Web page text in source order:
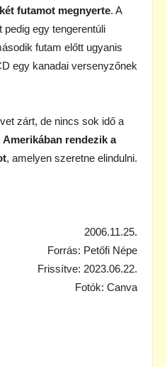
futamot megnyerte. A
pedig egy tengerentúli
futam előtt ugyanis
egy kanadai versenyzőnek
zárt, de nincs sok idő a
Amerikában rendezik a
, amelyen szeretne elindulni.
2006.11.25.
Forrás: Petőfi Népe
Frissítve: 2023.06.22.
Fotók: Canva